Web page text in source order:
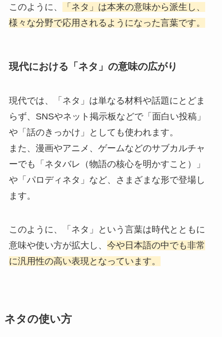
このように、
「ネタ」は本来の意味から派生し、
様々な分野で応用されるようになった言葉です。
現代における「ネタ」の意味の広がり
現代では、「ネタ」は単なる材料や話題にとどま
らず、SNSやネット掲示板などで「面白い投稿」
や「話のきっかけ」としても使われます。
また、漫画やアニメ、ゲームなどのサブカルチャ
ーでも「ネタバレ（物語の核心を明かすこと）」
や「パロディネタ」など、さまざまな形で登場し
ます。
このように、「ネタ」という言葉は時代とともに
意味や使い方が拡大し、 今や日本語の中でも非常
に汎用性の高い表現となっています。
ネタの使い方